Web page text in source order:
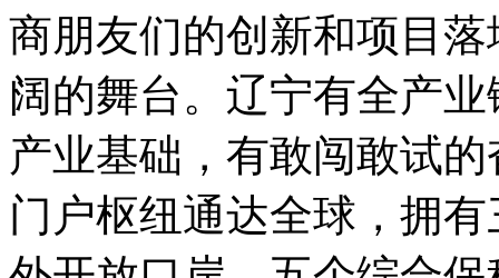
商朋友们的创新和项目
阔的舞台。辽宁有全产
产业基础，有敢闯敢试
门户枢纽通达全球，拥